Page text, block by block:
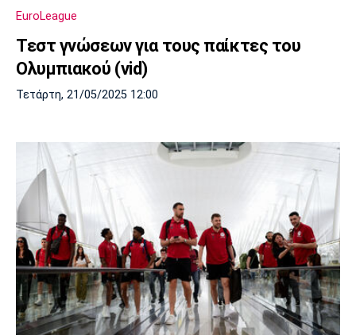
EuroLeague
Τεστ γνώσεων για τους παίκτες του
Ολυμπιακού (vid)
Τετάρτη, 21/05/2025 12:00